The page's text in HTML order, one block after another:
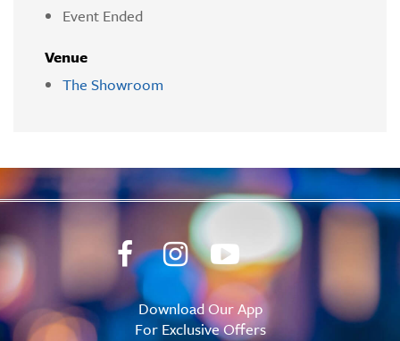
Event Ended
Venue
The Showroom
Download Our App
For Exclusive Offers